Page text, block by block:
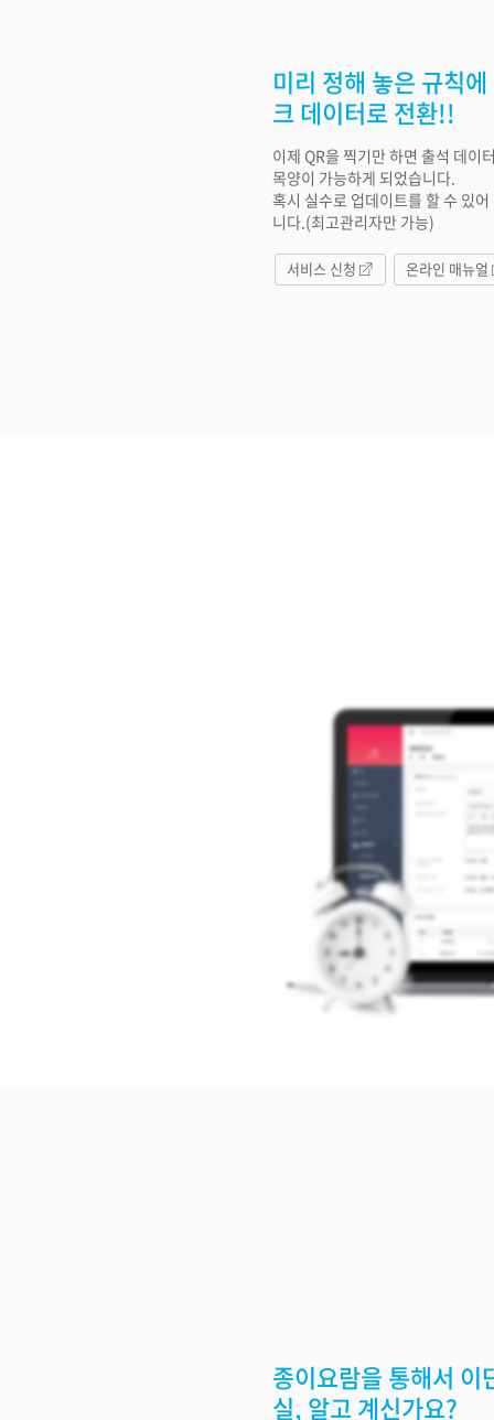
미리 정해 놓은 규칙
크 데이터로 전환!!
이제 QR을 찍기만 하면 출석 데이
목양이 가능하게 되었습니다.
혹시 실수로 업데이트를 할 수 있
니다.(최고관리자만 가능)
서비스 신청 온라인 매뉴얼
종이요람을 통해서 이
실, 알고 계신가요?